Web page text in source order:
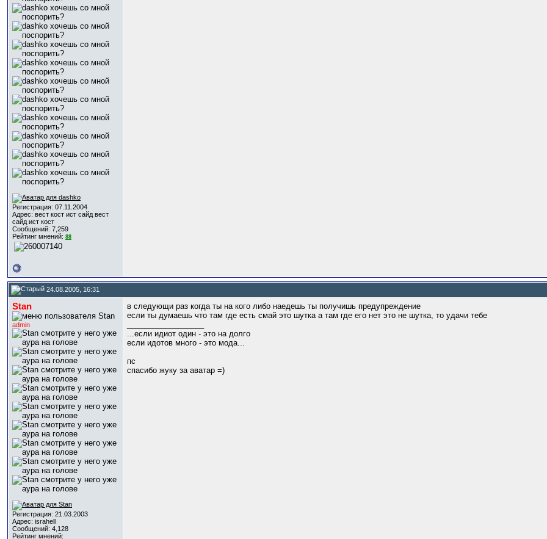
Регистрация: 07.11.2004
Адрес: вест кост ист сайд вест
сайд ист кост
Сообщений: 7,259
Рейтинг мнений: 88
24.08.2005, 16:31
Stan
admin
Регистрация: 21.03.2003
Адрес: israhell
Сообщений: 4,128
Рейтинг мнений:
в следующи раз когда ты на кого либо наедешь ты получишь предупреждение
если ты думаешь что там где есть смай это шутка а там где его нет это не шутка, то удачи тебе
...если идиот один - это на долго
если идотов много - это мода...
пс
спасибо жуку за аватар =)